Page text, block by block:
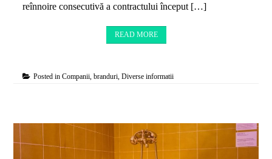
reînnoire consecutivă a contractului început […]
READ MORE
Posted inCompanii, branduri,Diverse informatii